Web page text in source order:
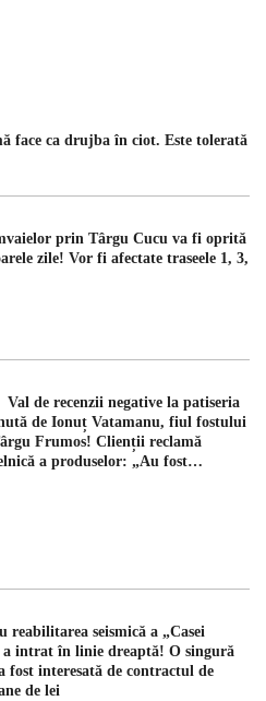
face ca drujba în ciot. Este tolerată
prin Târgu Cucu va fi oprită
zile! Vor fi afectate traseele 1, 3,
Val de recenzii negative la patiseria
de Ionuț Vatamanu, fiul fostului
Frumos! Clienții reclamă
a produselor: „Au fost
reabilitarea seismică a „Casei
intrat în linie dreaptă! O singură
fost interesată de contractul de
de lei